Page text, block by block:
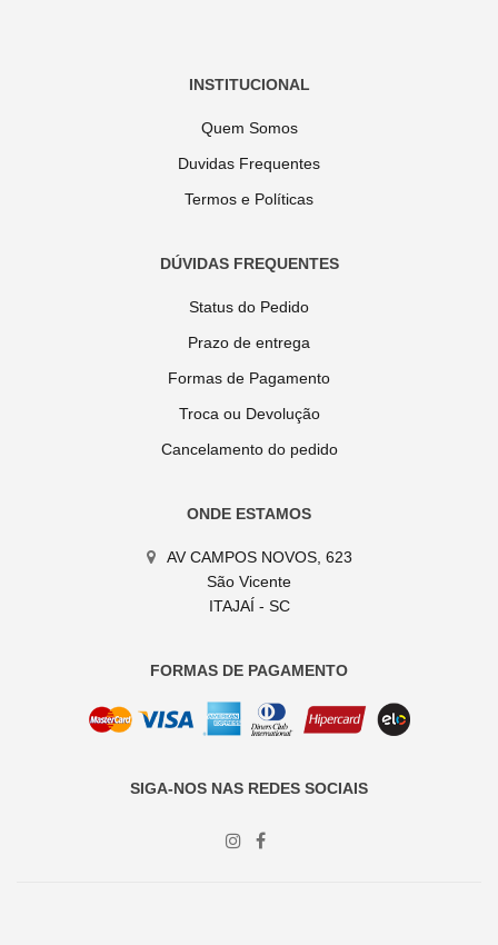
INSTITUCIONAL
Quem Somos
Duvidas Frequentes
Termos e Políticas
DÚVIDAS FREQUENTES
Status do Pedido
Prazo de entrega
Formas de Pagamento
Troca ou Devolução
Cancelamento do pedido
ONDE ESTAMOS
AV CAMPOS NOVOS, 623
São Vicente
ITAJAÍ - SC
FORMAS DE PAGAMENTO
SIGA-NOS NAS REDES SOCIAIS